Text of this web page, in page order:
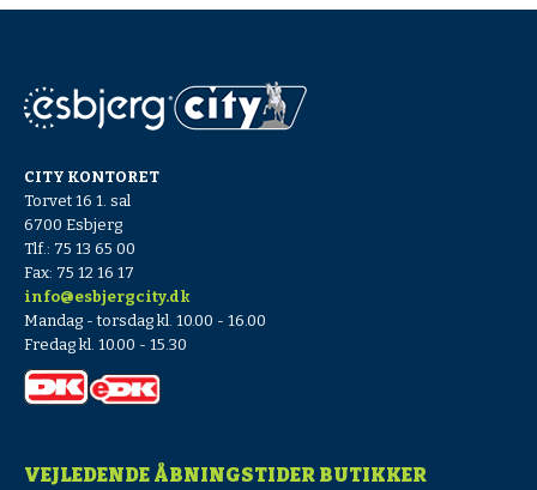
CITY KONTORET
Torvet 16 1. sal
6700 Esbjerg
Tlf.: 75 13 65 00
Fax: 75 12 16 17
info@esbjergcity.dk
Mandag - torsdag kl. 10.00 - 16.00
Fredag kl. 10.00 - 15.30
VEJLEDENDE ÅBNINGSTIDER BUTIKKER